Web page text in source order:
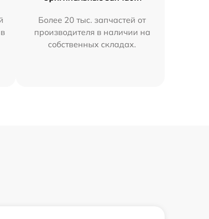
Более 20 тыс. запчастей от
производителя в наличии на
собственных складах.